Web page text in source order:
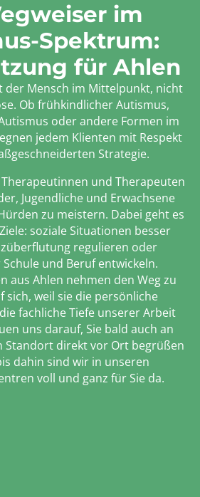
im
Spektrum:
für Ahlen
der Mensch im Mittelpunkt, nicht
Ob frühkindlicher Autismus,
oder andere Formen im
jedem Klienten mit Respekt
Strategie.
und Therapeuten
Jugendliche und Erwachsene
zu meistern. Dabei geht es
soziale Situationen besser
regulieren oder
und Beruf entwickeln.
aus Ahlen nehmen den Weg zu
sich, weil sie die persönliche
fachliche Tiefe unserer Arbeit
uns darauf, Sie bald auch an
Standort direkt vor Ort begrüßen
dahin sind wir in unseren
voll und ganz für Sie da.